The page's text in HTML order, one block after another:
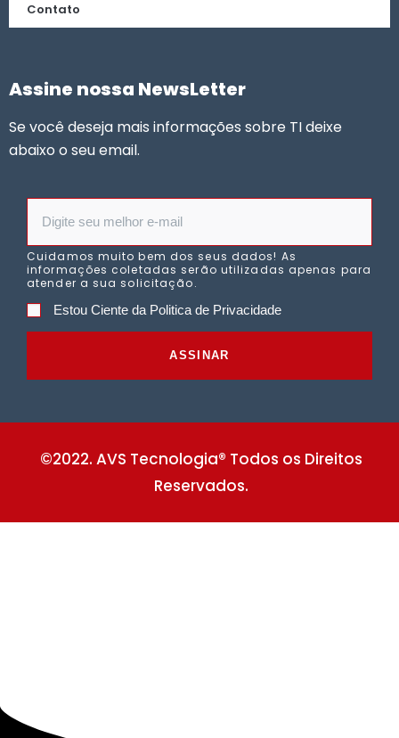
Contato
Assine nossa NewsLetter
Se você deseja mais informações sobre TI deixe
abaixo o seu email.
Cuidamos muito bem dos seus dados! As
informações coletadas serão utilizadas apenas para
atender a sua solicitação.
Estou Ciente da Politica de Privacidade
ASSINAR
©2022. AVS Tecnologia® Todos os Direitos
Reservados.